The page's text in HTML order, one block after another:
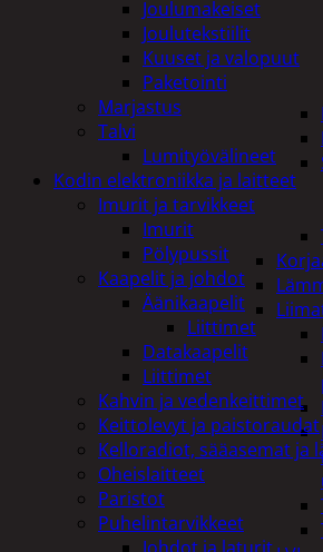
Joulumakeiset
Joulutekstiilit
Kuuset ja valopuut
Paketointi
Marjastus
Talvi
Lumityövälineet
Kodin elektroniikka ja laitteet
Imurit ja tarvikkeet
Imurit
Pölypussit
Kaapelit ja johdot
Äänikaapelit
Liittimet
Datakaapelit
Liittimet
Kahvin ja vedenkeittimet
Keittolevyt ja paistoraudat
Kelloradiot, sääasemat ja
Oheislaitteet
Paristot
Puhelintarvikkeet